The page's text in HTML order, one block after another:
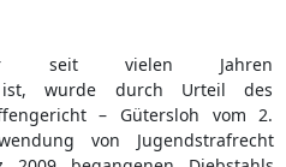
seit vielen Jahren
ist, wurde durch Urteil des
– Gütersloh vom 2.
von Jugendstrafrecht